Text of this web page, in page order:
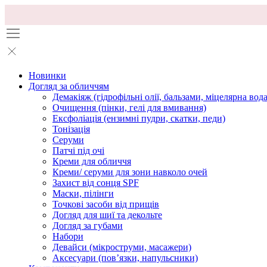
Новинки
Догляд за обличчям
Демакіяж (гідрофільні олії, бальзами, міцелярна
Очищення (пінки, гелі для вмивання)
Ексфоліація (ензимні пудри, скатки, педи)
Тонізація
Серуми
Патчі під очі
Креми для обличчя
Креми/ серуми для зони навколо очей
Захист від сонця SPF
Маски, пілінги
Точкові засоби від прищів
Догляд для шиї та декольте
Догляд за губами
Набори
Девайси (мікроструми, масажери)
Аксесуари (повʼязки, напульсники)